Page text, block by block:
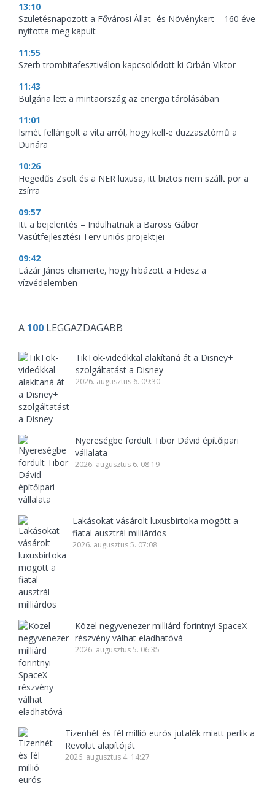
13:10
Születésnapozott a Fővárosi Állat- és Növénykert – 160 éve
nyitotta meg kapuit
11:55
Szerb trombitafesztiválon kapcsolódott ki Orbán Viktor
11:43
Bulgária lett a mintaország az energia tárolásában
11:01
Ismét fellángolt a vita arról, hogy kell-e duzzasztómű a
Dunára
10:26
Hegedűs Zsolt és a NER luxusa, itt biztos nem szállt por a
zsírra
09:57
Itt a bejelentés – Indulhatnak a Baross Gábor
Vasútfejlesztési Terv uniós projektjei
09:42
Lázár János elismerte, hogy hibázott a Fidesz a
vízvédelemben
A 100 LEGGAZDAGABB
TikTok-videókkal alakítaná át a Disney+
szolgáltatást a Disney
2026. augusztus 6. 09:30
Nyereségbe fordult Tibor Dávid építőipari
vállalata
2026. augusztus 6. 08:19
Lakásokat vásárolt luxusbirtoka mögött a
fiatal ausztrál milliárdos
2026. augusztus 5. 07:08
Közel negyvenezer milliárd forintnyi SpaceX-
részvény válhat eladhatóvá
2026. augusztus 5. 06:35
Tizenhét és fél millió eurós jutalék miatt perlik a
Revolut alapítóját
2026. augusztus 4. 14:27